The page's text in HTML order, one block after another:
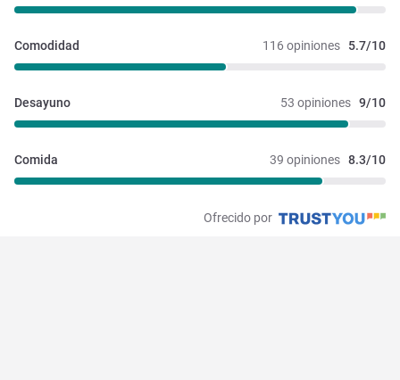
116 opiniones 5.7/10
Comodidad
53 opiniones 9/10
Desayuno
39 opiniones 8.3/10
Comida
Ofrecido por